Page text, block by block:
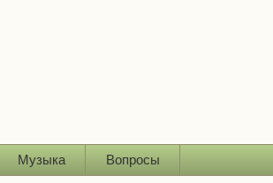
Музыка Вопросы